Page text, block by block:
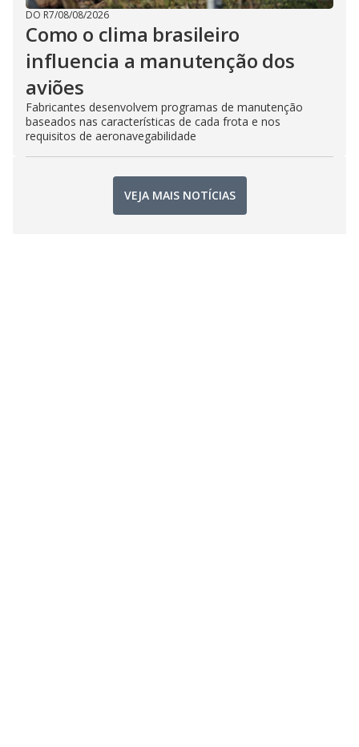
DO R7/08/08/2026
Como o clima brasileiro
influencia a manutenção dos
aviões
Fabricantes desenvolvem programas de manutenção
baseados nas características de cada frota e nos
requisitos de aeronavegabilidade
VEJA MAIS NOTÍCIAS